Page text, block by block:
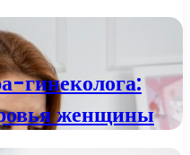
гинеколога:
женщины